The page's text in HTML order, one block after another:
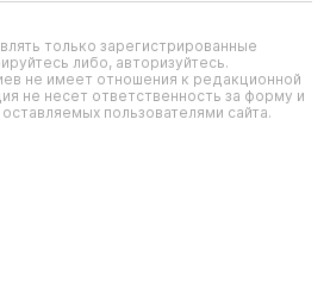
только зарегистрированные
либо, авторизуйтесь.
не имеет отношения к редакционной
не несет ответственность за форму и
пользователями сайта.